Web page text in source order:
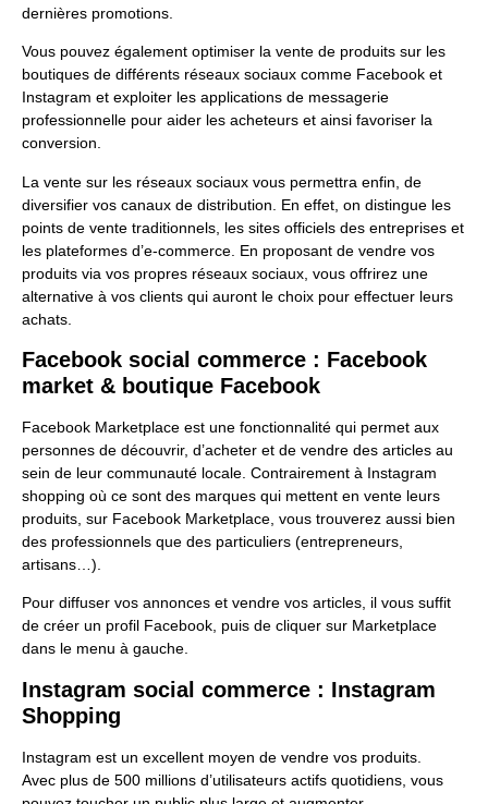
dernières promotions.
Vous pouvez également optimiser la vente de produits sur les
boutiques de différents réseaux sociaux comme Facebook et
Instagram et exploiter les applications de messagerie
professionnelle pour aider les acheteurs et ainsi favoriser la
conversion.
La vente sur les réseaux sociaux vous permettra enfin, de
diversifier vos canaux de distribution. En effet, on distingue les
points de vente traditionnels, les sites officiels des entreprises et
les plateformes d’e-commerce. En proposant de vendre vos
produits via vos propres réseaux sociaux, vous offrirez une
alternative à vos clients qui auront le choix pour effectuer leurs
achats.
Facebook social commerce : Facebook
market & boutique Facebook
Facebook Marketplace est une fonctionnalité qui permet aux
personnes de découvrir, d’acheter et de vendre des articles au
sein de leur communauté locale. Contrairement à Instagram
shopping où ce sont des marques qui mettent en vente leurs
produits, sur Facebook Marketplace, vous trouverez aussi bien
des professionnels que des particuliers (entrepreneurs,
artisans…).
Pour diffuser vos annonces et vendre vos articles, il vous suffit
de créer un profil Facebook, puis de cliquer sur Marketplace
dans le menu à gauche.
Instagram social commerce : Instagram
Shopping
Instagram est un excellent moyen de vendre vos produits.
Avec plus de 500 millions d’utilisateurs actifs quotidiens, vous